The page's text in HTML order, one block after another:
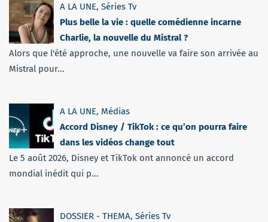
A LA UNE, Séries Tv
Plus belle la vie : quelle comédienne incarne
Charlie, la nouvelle du Mistral ?
Alors que l'été approche, une nouvelle va faire son arrivée au
Mistral pour...
A LA UNE, Médias
Accord Disney / TikTok : ce qu’on pourra faire
dans les vidéos change tout
Le 5 août 2026, Disney et TikTok ont annoncé un accord
mondial inédit qui p...
DOSSIER - THEMA, Séries Tv